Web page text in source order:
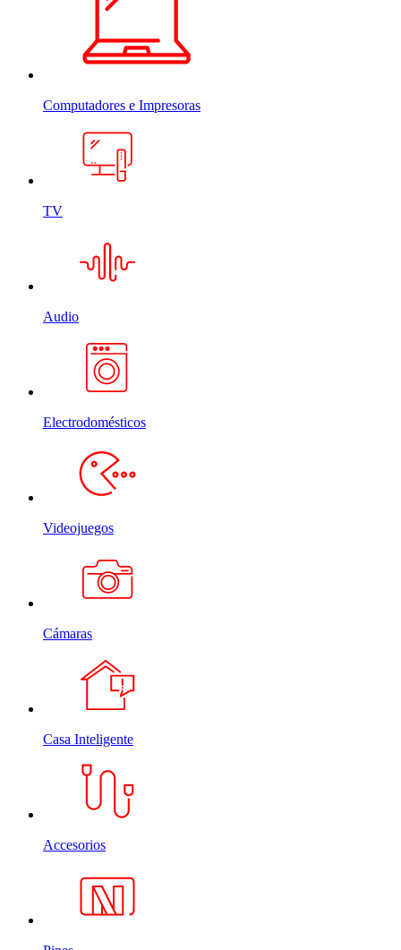
Computadores e Impresoras
TV
Audio
Electrodomésticos
Videojuegos
Cámaras
Casa Inteligente
Accesorios